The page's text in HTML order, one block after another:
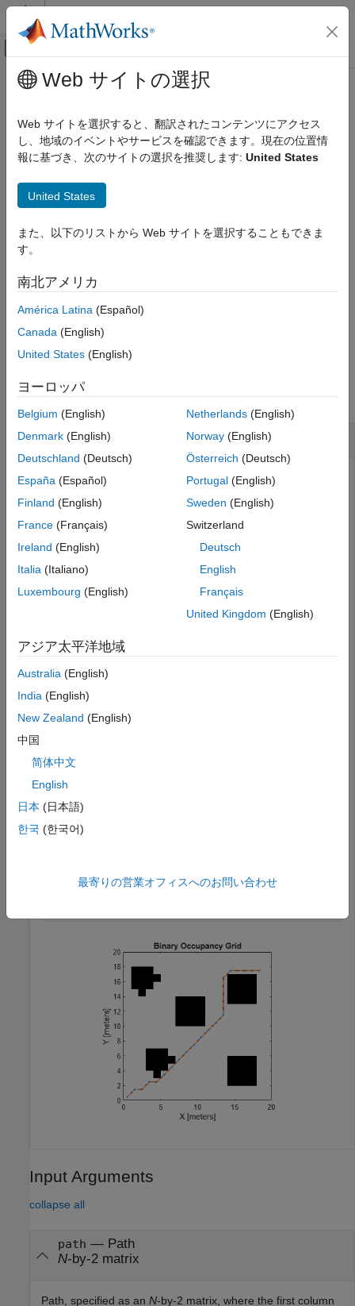
コンテンツへスキップ
オフキャンバス ナビゲーション メ
ドキュメンテーションのホーム
Navigation Toolbox
Motion Planning
headingFromXY
Syntax
Description
Input Arguments
Output Arguments
Extended Capabilities
Version History
メインコンテンツ
headingFromXY
Compute heading angle fromXY-points of path
Since R2023a
Syntax
heading = headingFromXY(path)
Description
heading = headingFromXY(
example
collapse all
Compute Heading from XY-Points of Path
Create a binary occupancy map using the mapClutter
function.
map = mapClutter(5,MapSize=[20,20],MapResolution=1);
object using the map. Plan a
planner = plannerAStarGrid(map);
Compute the heading angle (orientation of the robot) from
heading = headingFromXY(pathXY);
Visualize the heading angle on the path.
hold on
Input Arguments
collapse all
path — Path
N-by-2 matrix
Path, specified as an N-by-2 matrix, where the first column
Web サイトの選択
Web サイトを選択すると、翻訳されたコンテンツにアクセス
し、地域のイベントやサービスを確認できます。現在の位置情
報に基づき、次のサイトの選択を推奨します: United States
United States
また、以下のリストから Web サイトを選択することもできま
す。
南北アメリカ
América Latina (Español)
Canada (English)
United States (English)
ヨーロッパ
Belgium (English)
Denmark (English)
Deutschland (Deutsch)
España (Español)
Finland (English)
France (Français)
Ireland (English)
Italia (Italiano)
Luxembourg (English)
Netherlands(English)
Norway(English)
Österreich (Deutsch)
Portugal(English)
Sweden (English)
Switzerland
Deutsch
English
Français
United Kingdom (English)
アジア太平洋地域
Australia (English)
India (English)
New Zealand (English)
中国
简体中文
English
日本 (日本語)
한국 (한국어)
最寄りの営業オフィスへのお問い合わせ